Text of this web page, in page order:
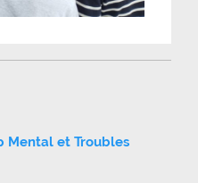
Mental et Troubles